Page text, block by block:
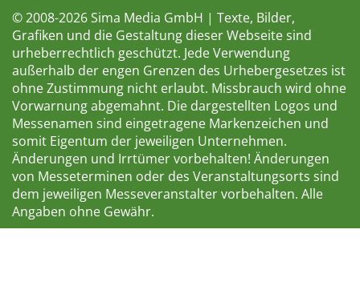
© 2008-2026 Sima Media GmbH | Texte, Bilder,
Grafiken und die Gestaltung dieser Webseite sind
urheberrechtlich geschützt. Jede Verwendung
außerhalb der engen Grenzen des Urhebergesetzes ist
ohne Zustimmung nicht erlaubt. Missbrauch wird ohne
Vorwarnung abgemahnt. Die dargestellten Logos und
Messenamen sind eingetragene Markenzeichen und
somit Eigentum der jeweiligen Unternehmen.
Änderungen und Irrtümer vorbehalten! Änderungen
von Messeterminen oder des Veranstaltungsorts sind
dem jeweiligen Messeveranstalter vorbehalten. Alle
Angaben ohne Gewähr.